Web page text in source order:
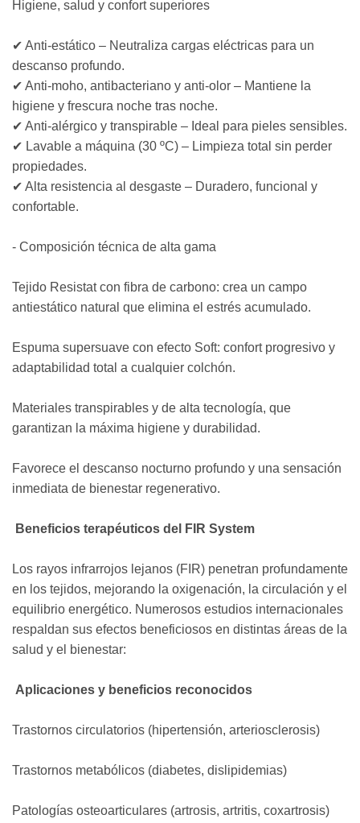
Higiene, salud y confort superiores
✔ Anti-estático – Neutraliza cargas eléctricas para un
descanso profundo.
✔ Anti-moho, antibacteriano y anti-olor – Mantiene la
higiene y frescura noche tras noche.
✔ Anti-alérgico y transpirable – Ideal para pieles sensibles.
✔ Lavable a máquina (30 ºC) – Limpieza total sin perder
propiedades.
✔ Alta resistencia al desgaste – Duradero, funcional y
confortable.
- Composición técnica de alta gama
Tejido Resistat con fibra de carbono: crea un campo
antiestático natural que elimina el estrés acumulado.
Espuma supersuave con efecto Soft: confort progresivo y
adaptabilidad total a cualquier colchón.
Materiales transpirables y de alta tecnología, que
garantizan la máxima higiene y durabilidad.
Favorece el descanso nocturno profundo y una sensación
inmediata de bienestar regenerativo.
Beneficios terapéuticos del FIR System
Los rayos infrarrojos lejanos (FIR) penetran profundamente
en los tejidos, mejorando la oxigenación, la circulación y el
equilibrio energético. Numerosos estudios internacionales
respaldan sus efectos beneficiosos en distintas áreas de la
salud y el bienestar:
Aplicaciones y beneficios reconocidos
Trastornos circulatorios (hipertensión, arteriosclerosis)
Trastornos metabólicos (diabetes, dislipidemias)
Patologías osteoarticulares (artrosis, artritis, coxartrosis)